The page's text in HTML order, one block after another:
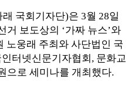
래 국회기자단)은 3월 28일
거 보도상의 ‘가짜 뉴스’와
노웅래 주최와 사단법인 국
터넷신문기자협회 , 문화교
으로 세미나를 개최했다.